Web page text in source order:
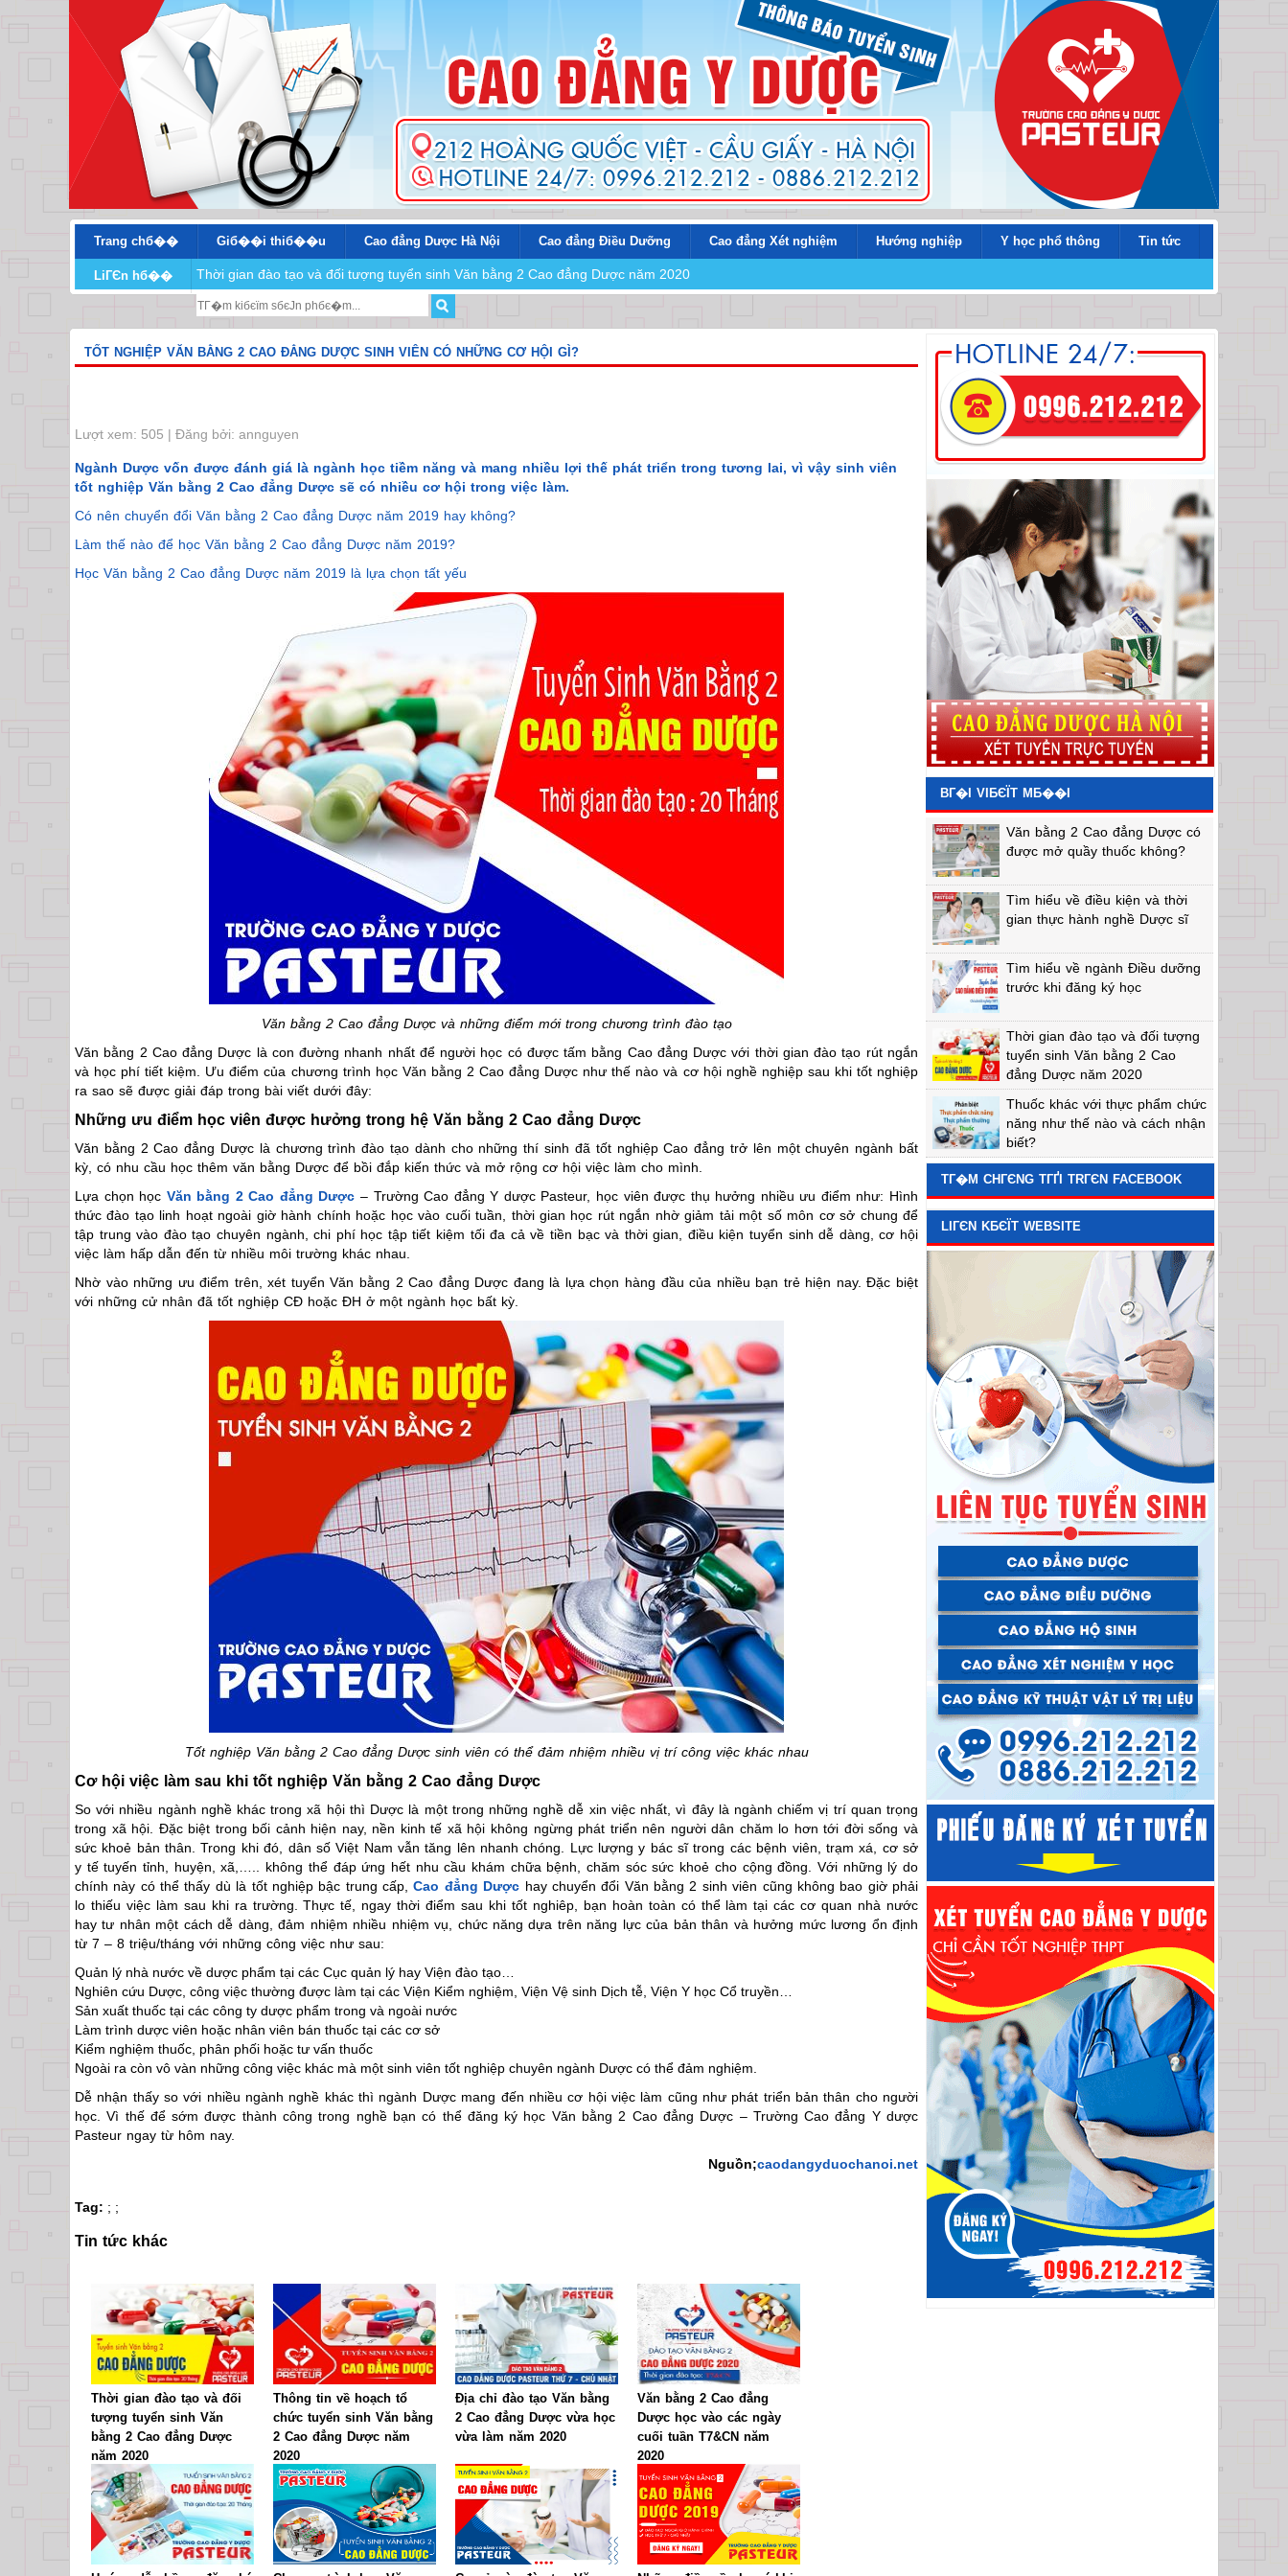
Trang chб�� Giб��i thiб��u Cao đẳng Dược Hà Nội Cao đẳng Điều Dưỡng Cao đẳng Xét nghiệm Hướng nghiệp Y học phổ thông Tin tức
LiГЄn hб�� Thời gian đào tạo và đối tượng tuyển sinh Văn bằng 2 Cao đẳng Dược năm 2020
TỐT NGHIỆP VĂN BẰNG 2 CAO ĐẲNG DƯỢC SINH VIÊN CÓ NHỮNG CƠ HỘI GÌ?
Lượt xem: 505 | Đăng bởi: annguyen
Ngành Dược vốn được đánh giá là ngành học tiềm năng và mang nhiều lợi thế phát triển trong tương lai, vì vậy sinh viên
tốt nghiệp Văn bằng 2 Cao đẳng Dược sẽ có nhiều cơ hội trong việc làm.
Có nên chuyển đổi Văn bằng 2 Cao đẳng Dược năm 2019 hay không?
Làm thế nào để học Văn bằng 2 Cao đẳng Dược năm 2019?
Học Văn bằng 2 Cao đẳng Dược năm 2019 là lựa chọn tất yếu
Văn bằng 2 Cao đẳng Dược và những điểm mới trong chương trình đào tạo
Văn bằng 2 Cao đẳng Dược là con đường nhanh nhất để người học có được tấm bằng Cao đẳng Dược với thời gian đào tạo rút ngắn
và học phí tiết kiệm. Ưu điểm của chương trình học Văn bằng 2 Cao đẳng Dược như thế nào và cơ hội nghề nghiệp sau khi tốt nghiệp
ra sao sẽ được giải đáp trong bài viết dưới đây:
Những ưu điểm học viên được hưởng trong hệ Văn bằng 2 Cao đẳng Dược
Văn bằng 2 Cao đẳng Dược là chương trình đào tạo dành cho những thí sinh đã tốt nghiệp Cao đẳng trở lên một chuyên ngành bất
kỳ, có nhu cầu học thêm văn bằng Dược để bồi đắp kiến thức và mở rộng cơ hội việc làm cho mình.
Lựa chọn học Văn bằng 2 Cao đẳng Dược – Trường Cao đẳng Y dược Pasteur, học viên được thụ hưởng nhiều ưu điểm như: Hình
thức đào tạo linh hoạt ngoài giờ hành chính hoặc học vào cuối tuần, thời gian học rút ngắn nhờ giảm tải một số môn cơ sở chung để
tập trung vào đào tạo chuyên ngành, chi phí học tập tiết kiệm tối đa cả về tiền bạc và thời gian, điều kiện tuyển sinh dễ dàng, cơ hội
việc làm hấp dẫn đến từ nhiều môi trường khác nhau.
Nhờ vào những ưu điểm trên, xét tuyển Văn bằng 2 Cao đẳng Dược đang là lựa chọn hàng đầu của nhiều bạn trẻ hiện nay. Đặc biệt
với những cử nhân đã tốt nghiệp CĐ hoặc ĐH ở một ngành học bất kỳ.
Tốt nghiệp Văn bằng 2 Cao đẳng Dược sinh viên có thể đảm nhiệm nhiều vị trí công việc khác nhau
Cơ hội việc làm sau khi tốt nghiệp Văn bằng 2 Cao đẳng Dược
So với nhiều ngành nghề khác trong xã hội thì Dược là một trong những nghề dễ xin việc nhất, vì đây là ngành chiếm vị trí quan trọng
trong xã hội. Đặc biệt trong bối cảnh hiện nay, nền kinh tế xã hội không ngừng phát triển nên người dân chăm lo hơn tới đời sống và
sức khoẻ bản thân. Trong khi đó, dân số Việt Nam vẫn tăng lên nhanh chóng. Lực lượng y bác sĩ trong các bệnh viên, trạm xá, cơ sở
y tế tuyến tỉnh, huyện, xã,….. không thể đáp ứng hết nhu cầu khám chữa bệnh, chăm sóc sức khoẻ cho cộng đồng. Với những lý do
chính này có thể thấy dù là tốt nghiệp bậc trung cấp,Cao đẳng Dược hay chuyển đổi Văn bằng 2 sinh viên cũng không bao giờ phải
lo thiếu việc làm sau khi ra trường. Thực tế, ngay thời điểm sau khi tốt nghiêp, bạn hoàn toàn có thể làm tại các cơ quan nhà nước
hay tư nhân một cách dễ dàng, đảm nhiệm nhiều nhiệm vụ, chức năng dựa trên năng lực của bản thân và hưởng mức lương ổn định
từ 7 – 8 triệu/tháng với những công việc như sau:
Quản lý nhà nước về dược phẩm tại các Cục quản lý hay Viện đào tạo…
Nghiên cứu Dược, công việc thường được làm tại các Viện Kiểm nghiệm, Viện Vệ sinh Dịch tễ, Viện Y học Cổ truyền…
Sản xuất thuốc tại các công ty dược phẩm trong và ngoài nước
Làm trình dược viên hoặc nhân viên bán thuốc tại các cơ sở
Kiểm nghiệm thuốc, phân phối hoặc tư vấn thuốc
Ngoài ra còn vô vàn những công việc khác mà một sinh viên tốt nghiệp chuyên ngành Dược có thể đảm nghiệm.
Dễ nhận thấy so với nhiều ngành nghề khác thì ngành Dược mang đến nhiều cơ hội việc làm cũng như phát triển bản thân cho người
học. Vì thế để sớm được thành công trong nghề bạn có thể đăng ký học Văn bằng 2 Cao đẳng Dược – Trường Cao đẳng Y dược
Pasteur ngay từ hôm nay.
Nguồn;caodangyduochanoi.net
Tag: ; ;
Tin tức khác
Thời gian đào tạo và đối
tượng tuyển sinh Văn
bằng 2 Cao đẳng Dược
năm 2020
Thông tin về hoạch tổ
chức tuyển sinh Văn bằng
2 Cao đẳng Dược năm
2020
Địa chỉ đào tạo Văn bằng
2 Cao đẳng Dược vừa học
vừa làm năm 2020
Văn bằng 2 Cao đẳng
Dược học vào các ngày
cuối tuần T7&CN năm
2020
BГ�I VIБЄЇT MБ��I
Văn bằng 2 Cao đẳng Dược có
được mở quầy thuốc không?
Tìm hiểu về điều kiện và thời
gian thực hành nghề Dược sĩ
Tìm hiểu về ngành Điều dưỡng
trước khi đăng ký học
Thời gian đào tạo và đối tượng
tuyển sinh Văn bằng 2 Cao
đẳng Dược năm 2020
Thuốc khác với thực phẩm chức
năng như thế nào và cách nhận
biết?
TГ�M CHГЄNG TГҐI TRГЄN FACEBOOK
LIГЄN KБЄЇT WEBSITE